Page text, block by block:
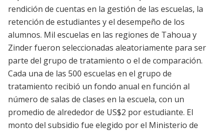
rendición de cuentas en la gestión de las escuelas, la
retención de estudiantes y el desempeño de los
alumnos. Mil escuelas en las regiones de Tahoua y
Zinder fueron seleccionadas aleatoriamente para ser
parte del grupo de tratamiento o el de comparación.
Cada una de las 500 escuelas en el grupo de
tratamiento recibió un fondo anual en función al
número de salas de clases en la escuela, con un
promedio de alrededor de US$2 por estudiante. El
monto del subsidio fue elegido por el Ministerio de